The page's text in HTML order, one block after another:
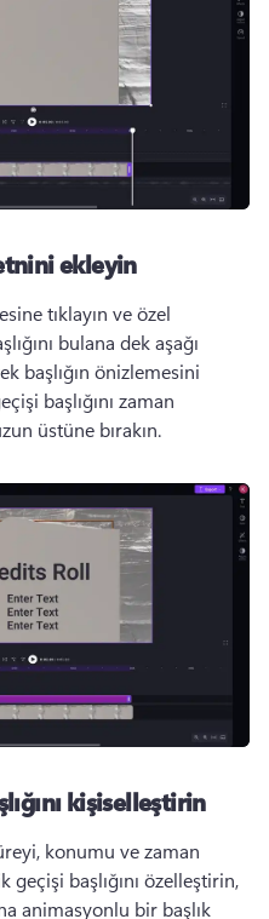
ekleyin
tıklayın ve özel
bulana dek aşağı
başlığın önizlemesini
başlığını zaman
üstüne bırakın.
kişiselleştirin
konumu ve zaman
geçişi başlığını özelleştirin,
animasyonlu bir başlık